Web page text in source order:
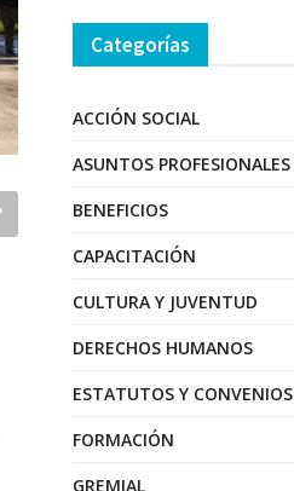
Categorías
ACCIÓN SOCIAL
ASUNTOS PROFESIONALES
BENEFICIOS
CAPACITACIÓN
CULTURA Y JUVENTUD
DERECHOS HUMANOS
ESTATUTOS Y CONVENIOS
FORMACIÓN
GREMIAL